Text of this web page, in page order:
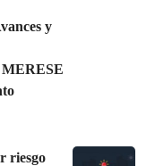
y
MERESE
riesgo